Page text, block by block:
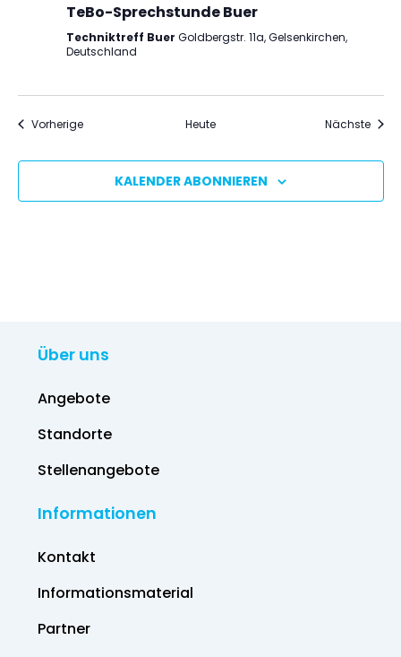
TeBo-Sprechstunde Buer
Techniktreff Buer Goldbergstr. 11a, Gelsenkirchen,
Deutschland
VorherigeVeranstaltungen Heute Nächste
KALENDER ABONNIEREN
Über uns
Angebote
Standorte
Stellenangebote
Informationen
Kontakt
Informations­material
Partner